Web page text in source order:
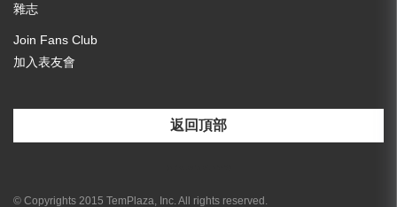
雜志
Join Fans Club
加入表友會
返回頂部
© Copyrights 2015 TemPlaza, Inc. All rights reserved.